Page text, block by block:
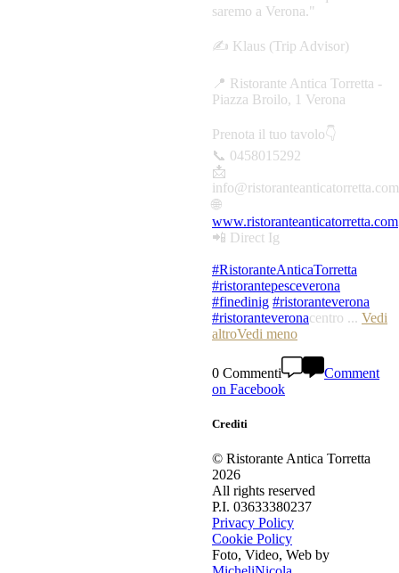
saremo a Verona."
✍️ Klaus (Trip Advisor)
📍 Ristorante Antica Torretta -
Piazza Broilo, 1 Verona
Prenota il tuo tavolo👇
📞 0458015292
📩
info@ristoranteanticatorretta.com
🌐
www.ristoranteanticatorretta.com
📲 Direct Ig
#RistoranteAnticaTorretta
#ristorantepesceverona
#finedinig #ristoranteverona
#ristoranteveronacentro ... Vedi
altroVedi meno
0 Commenti
Comment
on Facebook
Crediti
© Ristorante Antica Torretta
2026
All rights reserved
P.I. 03633380237
Privacy Policy
Cookie Policy
Foto, Video, Web by